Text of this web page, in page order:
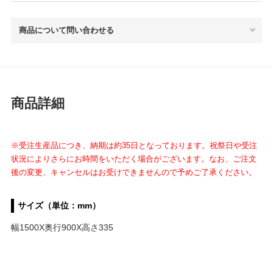
商品について問い合わせる
商品詳細
※受注生産品につき、納期は約35日となっております。祝祭日や受注
状況によりさらにお時間をいただく場合がございます。なお、ご注文
後の変更、キャンセルはお受けできませんので予めご了承ください。
サイズ（単位：mm）
幅1500X奥行900X高さ335